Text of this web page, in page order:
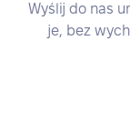
Wyślij do nas
je, bez